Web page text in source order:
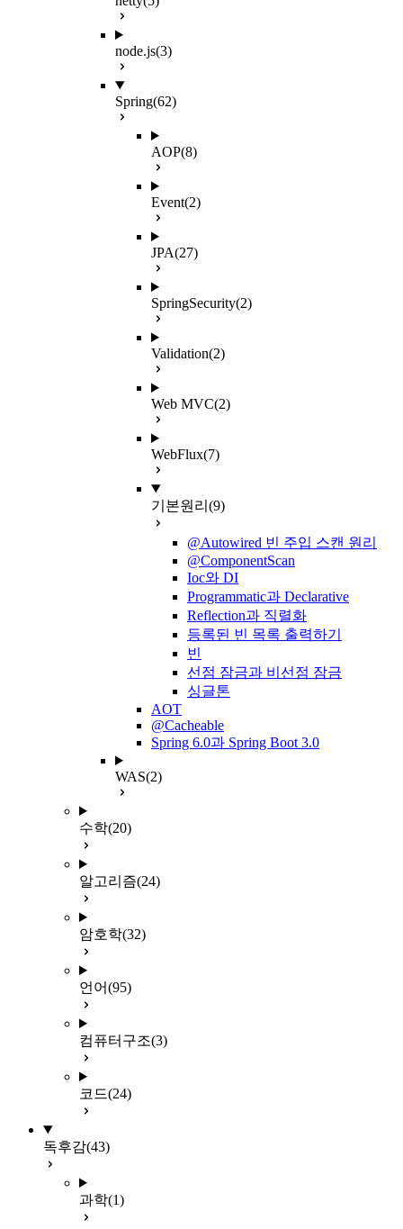
node.js(3)
Spring(62)
AOP(8)
Event(2)
JPA(27)
SpringSecurity(2)
Validation(2)
Web MVC(2)
WebFlux(7)
기본원리 (9)
@Autowired 빈 주입 스캔 원리
@ComponentScan
Ioc와 DI
Programmatic과 Declarative
Reflection과 직렬화
등록된 빈 목록 출력하기
빈
선점 잠금과 비선점 잠금
싱글톤
AOT
@Cacheable
Spring 6.0과 Spring Boot 3.0
WAS(2)
수학(20)
알고리즘(24)
암호학(32)
언어(95)
컴퓨터구조(3)
코드(24)
독후감(43)
과학(1)